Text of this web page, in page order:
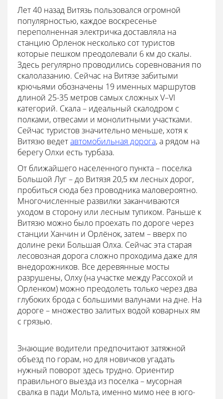
Лет 40 назад Витязь пользовался огромной
популярностью, каждое воскресенье
переполненная электричка доставляла на
станцию Орленок несколько сот туристов
которые пешком преодолевали 6 км до скалы.
Здесь регулярно проводились соревнования по
скалолазанию. Сейчас на Витязе забитыми
крючьями обозначены 19 именных маршрутов
длиной 25-35 метров самых сложных V–VI
категорий. Скала – идеальный скалодром с
полками, отвесами и монолитными участками.
Сейчас туристов значительно меньше, хотя к
Витязю ведетавтомобильная дорога, а рядом на
берегу Олхи есть турбаза.
От ближайшего населенного пункта – поселка
Большой Луг – до Витязя 20,5 км лесных дорог,
пробиться сюда без проводника маловероятно.
Многочисленные развилки заканчиваются
уходом в сторону или лесным тупиком. Раньше к
Витязю можно было проехать по дороге через
станции Ханчин и Орлёнок, затем – вверх по
долине реки Большая Олха. Сейчас эта старая
лесовозная дорога сложно проходима даже для
внедорожников. Все деревянные мосты
разрушены, Олху (на участке между Рассохой и
Орленком) можно преодолеть только через два
глубоких брода с большими валунами на дне. На
дороге – множество залитых водой коварных ям
с грязью.
Знающие водители предпочитают затяжной
объезд по горам, но для новичков угадать
нужный поворот здесь трудно. Ориентир
правильного выезда из поселка – мусорная
свалка в пади Мольта, именно мимо нее в юго-